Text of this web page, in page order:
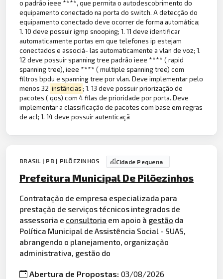
o padrão ieee ****, que permita o autodescobrimento do
equipamento conectado na porta do switch. A detecção do
equipamento conectado deve ocorrer de forma automática;
1. 10 deve possuir igmp snooping; 1. 11 deve identificar
automaticamente portas em que telefones ip estejam
conectados e associá- las automaticamente a vlan de voz; 1.
12 deve possuir spanning tree padrão ieee **** ( rapid
spanning tree), ieee **** ( multiple spanning tree) com
filtros bpdu e spanning tree por vlan. Deve implementar pelo
menos 32 instâncias; 1. 13 deve possuir priorização de
pacotes ( qos) com 4 filas de prioridade por porta. Deve
implementar a classificação de pacotes com base em regras
de acl; 1. 14 deve possuir autenticaçã
BRASIL | PB | PILÕEZINHOS Cidade Pequena
Prefeitura Municipal De Pilõezinhos
Contratação de empresa especializada para
prestação de serviços técnicos integrados de
assessoria e consultoria em apoio à gestão da
Política Municipal de Assistência Social - SUAS,
abrangendo o planejamento, organização
administrativa, gestão do
Abertura de Propostas:03/08/2026